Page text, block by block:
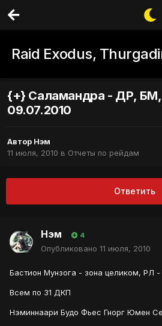
Raid Exodus,
{+} Саламандра - ДР,
09.07.2010
Автор Нэм
11 июля, 2010 в Отчеты по рейдам
Ответить
Нэм 4
Опубликовано 11 июля, 2010
Бастион Мунзога - зона целиком, РЛ
Всем по 31 ДКП
Нэминнаари Будо Фьес Гнорг Юмен